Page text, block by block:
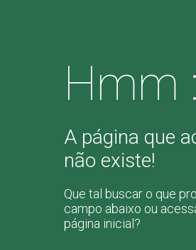
Hmm
A página que
não existe!
Que tal buscar o que
campo abaixo ou
página inicial?